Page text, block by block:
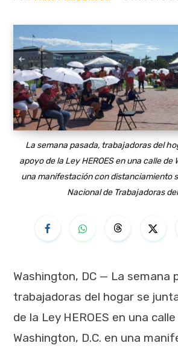
La semana pasada, trabajadoras del
apoyo de la Ley HEROES en una calle de
una manifestación con distanciamiento
Nacional de Trabajadoras
Washington, DC — La semana
trabajadoras del hogar se
de la Ley HEROES en una
Washington, D.C. en una